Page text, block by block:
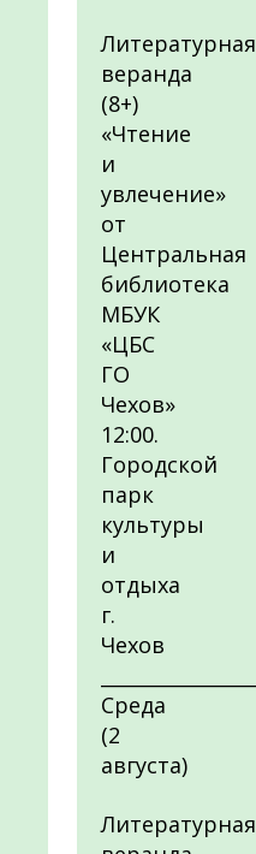
Литературная
веранда
(8+)
«Чтение
и
увлечение»
от
Центральная
библиотека
МБУК
«ЦБС
ГО
Чехов»
12:00.
Городской
парк
культуры
и
отдыха
г.
Чехов
Среда
(2
августа)
Литературная